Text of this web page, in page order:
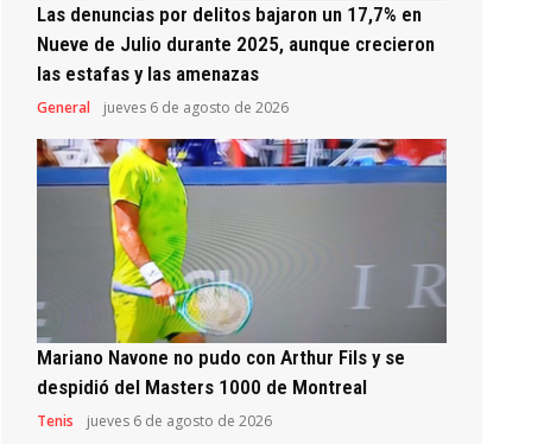
Las denuncias por delitos bajaron un 17,7% en
Nueve de Julio durante 2025, aunque crecieron
las estafas y las amenazas
General jueves 6 de agosto de 2026
Mariano Navone no pudo con Arthur Fils y se
despidió del Masters 1000 de Montreal
Tenis jueves 6 de agosto de 2026